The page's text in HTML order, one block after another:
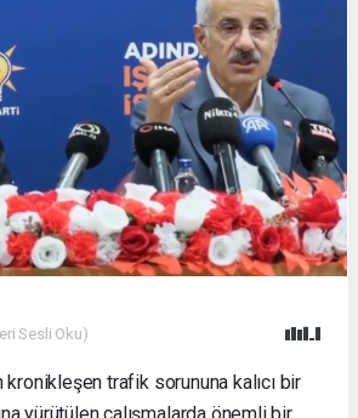
Sesli Oku)
kronikleşen trafik sorununa kalıcı bir